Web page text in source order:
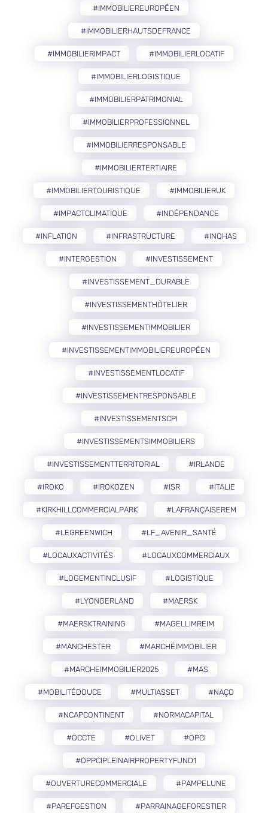
#IMMOBILIEREUROPÉEN
#IMMOBILIERHAUTSDEFRANCE
#IMMOBILIERIMPACT #IMMOBILIERLOCATIF
#IMMOBILIERLOGISTIQUE
#IMMOBILIERPATRIMONIAL
#IMMOBILIERPROFESSIONNEL
#IMMOBILIERRESPONSABLE
#IMMOBILIERTERTIAIRE
#IMMOBILIERTOURISTIQUE #IMMOBILIERUK
#IMPACTCLIMATIQUE #INDÉPENDANCE
#INFLATION #INFRASTRUCTURE #INQHAS
#INTERGESTION #INVESTISSEMENT
#INVESTISSEMENT_DURABLE
#INVESTISSEMENTHÔTELIER
#INVESTISSEMENTIMMOBILIER
#INVESTISSEMENTIMMOBILIEREUROPÉEN
#INVESTISSEMENTLOCATIF
#INVESTISSEMENTRESPONSABLE
#INVESTISSEMENTSCPI
#INVESTISSEMENTSIMMOBILIERS
#INVESTISSEMENTTERRITORIAL #IRLANDE
#IROKO #IROKOZEN #ISR #ITALIE
#KIRKHILLCOMMERCIALPARK #LAFRANÇAISEREM
#LEGREENWICH #LF_AVENIR_SANTÉ
#LOCAUXACTIVITÉS #LOCAUXCOMMERCIAUX
#LOGEMENTINCLUSIF #LOGISTIQUE
#LYONGERLAND #MAERSK
#MAERSKTRAINING #MAGELLIMREIM
#MANCHESTER #MARCHÉIMMOBILIER
#MARCHEIMMOBILIER2025 #MAS
#MOBILITÉDOUCE #MULTIASSET #NAÇO
#NCAPCONTINENT #NORMACAPITAL
#OCCTE #OLIVET #OPCI
#OPPCIPLEINAIRPROPERTYFUND1
#OUVERTURECOMMERCIALE #PAMPELUNE
#PAREFGESTION #PARRAINAGEFORESTIER